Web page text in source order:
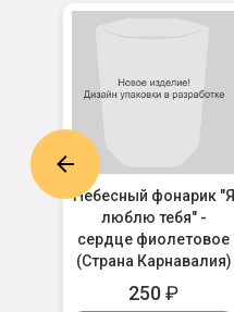
"С
Небесный фонарик "Я
люблю тебя" -
сердце фиолетовое
(Страна Карнавалия)
250₽